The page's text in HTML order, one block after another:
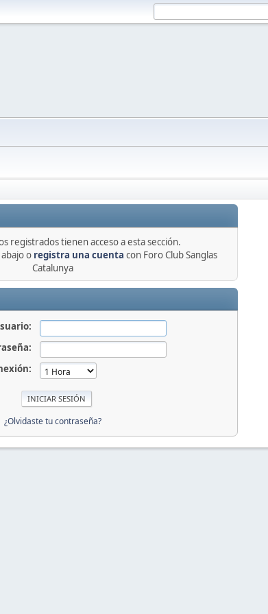
registrados tienen acceso a esta sección.
o registra una cuenta con Foro Club Sanglas
Catalunya
¿Olvidaste tu contraseña?